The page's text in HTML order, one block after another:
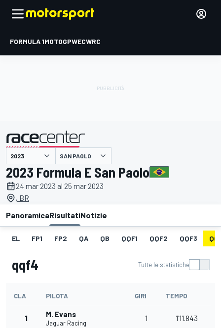
FORMULA 1MOTOGPWECWRC
presentato da SAN PAOLO
2023 Formula E San Paolo
24 mar 2023 al 25 mar 2023
, BR
PanoramicaRisultatiNotizie
EL FP1 FP2 QA QB QQF1 QQF2 QQF3
qqf4 Tutte le statistiche
CLA PILOTA GIRI TEMPO
1 M. Evans
Jaguar Racing
1 1'11.843